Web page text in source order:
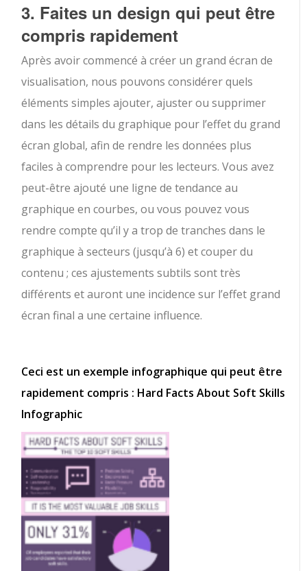
3. Faites un design qui peut être
compris rapidement
Après avoir commencé à créer un grand écran de
visualisation, nous pouvons considérer quels
éléments simples ajouter, ajuster ou supprimer
dans les détails du graphique pour l’effet du grand
écran global, afin de rendre les données plus
faciles à comprendre pour les lecteurs. Vous avez
peut-être ajouté une ligne de tendance au
graphique en courbes, ou vous pouvez vous
rendre compte qu’il y a trop de tranches dans le
graphique à secteurs (jusqu’à 6) et couper du
contenu ; ces ajustements subtils sont très
différents et auront une incidence sur l’effet grand
écran final a une certaine influence.
Ceci est un exemple infographique qui peut être
rapidement compris : Hard Facts About Soft Skills
Infographic